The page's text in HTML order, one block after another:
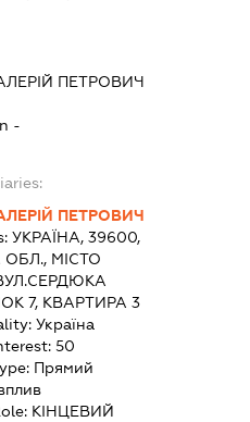
ПЕТРОВИЧ
-
ПЕТРОВИЧ
УКРАЇНА, 39600,
МІСТО
7, КВАРТИРА 3
Україна
50
Прямий
КІНЦЕВИЙ